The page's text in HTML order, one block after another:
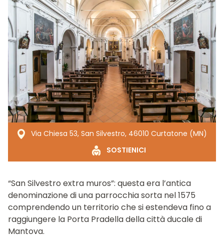
Via Chiesa 53, San Silvestro, 46010 Curtatone (MN)
SOSTIENICI
“San Silvestro extra muros”: questa era l’antica
denominazione di una parrocchia sorta nel 1575
comprendendo un territorio che si estendeva fino a
raggiungere la Porta Pradella della città ducale di
Mantova.